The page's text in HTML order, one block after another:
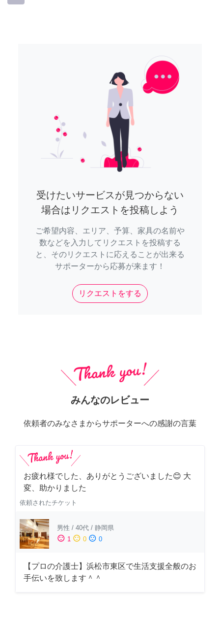
受けたいサービスが見つからない
場合はリクエストを投稿しよう
ご希望内容、エリア、予算、家具の名前や
数などを入力してリクエストを投稿する
と、そのリクエストに応えることが出来る
サポーターから応募が来ます！
リクエストをする
みんなのレビュー
依頼者のみなさまからサポーターへの感謝の言葉
お疲れ様でした、ありがとうございました😊 大
変、助かりました
依頼されたチケット
男性 / 40代 / 静岡県
sentiment_satisfied 1 sentiment_neutral 0 sentiment_dissatisfied 0
【プロの介護士】浜松市東区で生活支援全般のお
手伝いを致します＾＾